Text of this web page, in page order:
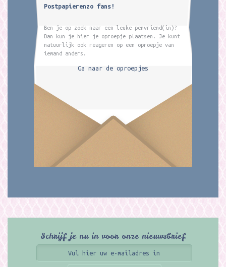
Postpapierenzo fans!
Ben je op zoek naar een leuke penvriend(in)?
Dan kun je hier je oproepje plaatsen. Je kunt
natuurlijk ook reageren op een oproepje van
iemand anders.
Ga naar de oproepjes
Schrijf je nu in voor onze nieuwsbrief